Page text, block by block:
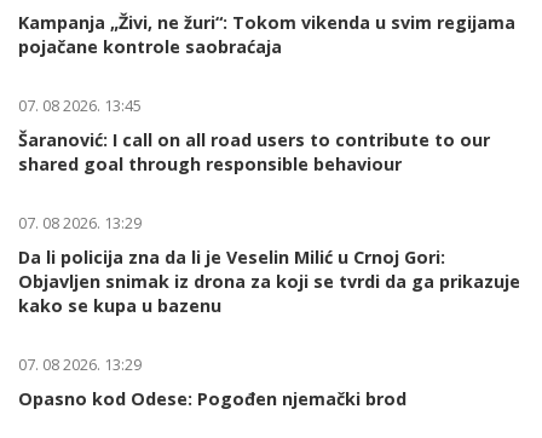
Kampanja „Živi, ne žuri“: Tokom vikenda u svim regijama
pojačane kontrole saobraćaja
07. 08 2026. 13:45
Šaranović: I call on all road users to contribute to our
shared goal through responsible behaviour
07. 08 2026. 13:29
Da li policija zna da li je Veselin Milić u Crnoj Gori:
Objavljen snimak iz drona za koji se tvrdi da ga prikazuje
kako se kupa u bazenu
07. 08 2026. 13:29
Opasno kod Odese: Pogođen njemački brod